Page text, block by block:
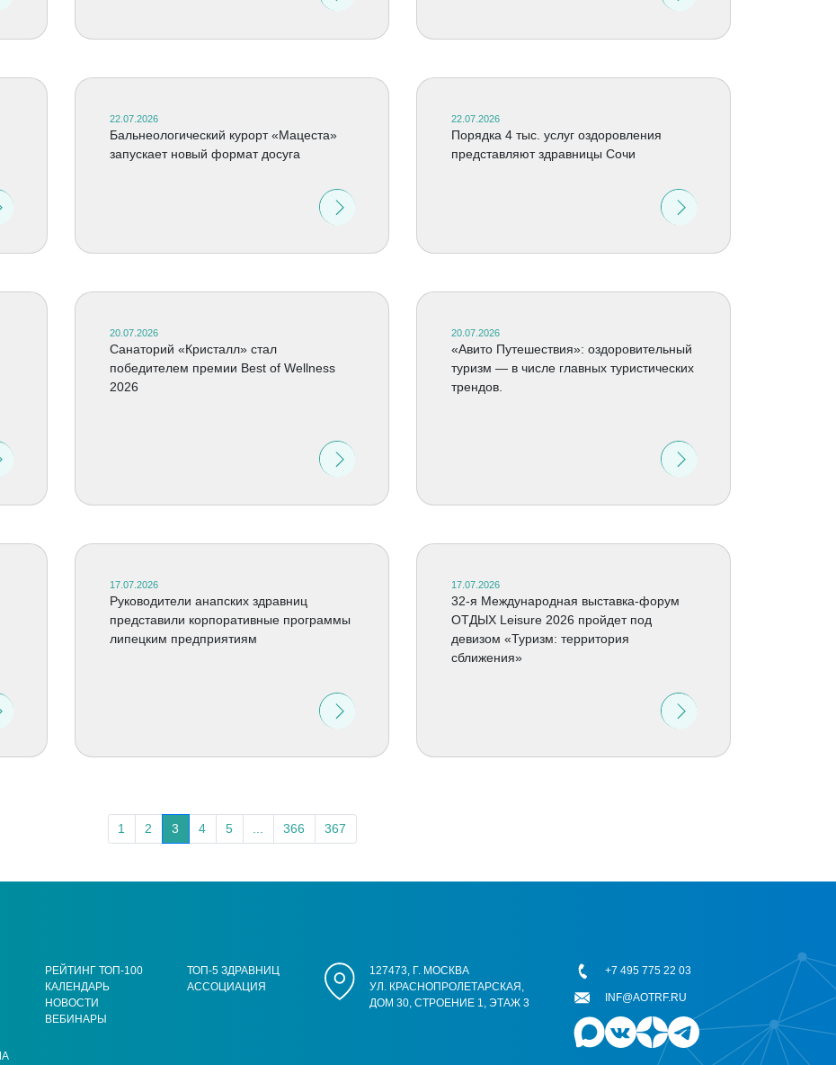
22.07.2026
Бальнеологический курорт «Мацеста»
запускает новый формат досуга
22.07.2026
Порядка 4 тыс. услуг оздоровления
представляют здравницы Сочи
20.07.2026
Cанаторий «Кристалл» стал
победителем премии Best of Wellness
2026
20.07.2026
«Авито Путешествия»: оздоровительный
туризм — в числе главных туристических
трендов.
17.07.2026
Руководители анапских здравниц
представили корпоративные программы
липецким предприятиям
17.07.2026
32-я Международная выставка-форум
ОТДЫХ Leisure 2026 пройдет под
девизом «Туризм: территория
сближения»
1 2 3 4 5 366 367
РЕЙТИНГ ТОП-100
КАЛЕНДАРЬ
НОВОСТИ
ВЕБИНАРЫ
ТОП-5 ЗДРАВНИЦ
АССОЦИАЦИЯ
127473, Г. МОСКВА
УЛ. КРАСНОПРОЛЕТАРСКАЯ,
ДОМ 30, СТРОЕНИЕ 1, ЭТАЖ 3
+7 495 775 22 03
INF@AOTRF.RU